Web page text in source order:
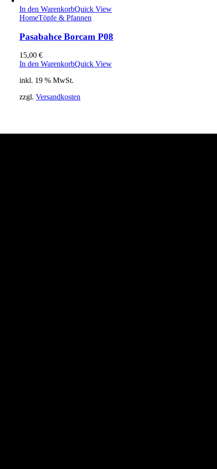
In den WarenkorbQuick View
HomeTöpfe & Pfannen
Pasabahce Borcam P08
15,00 €
In den WarenkorbQuick View
inkl. 19 % MwSt.
zzgl. Versandkosten